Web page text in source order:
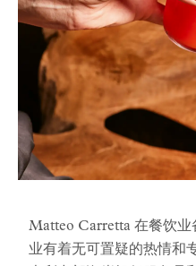
Matteo Carretta 在餐饮业
业有着无可置疑的热情和